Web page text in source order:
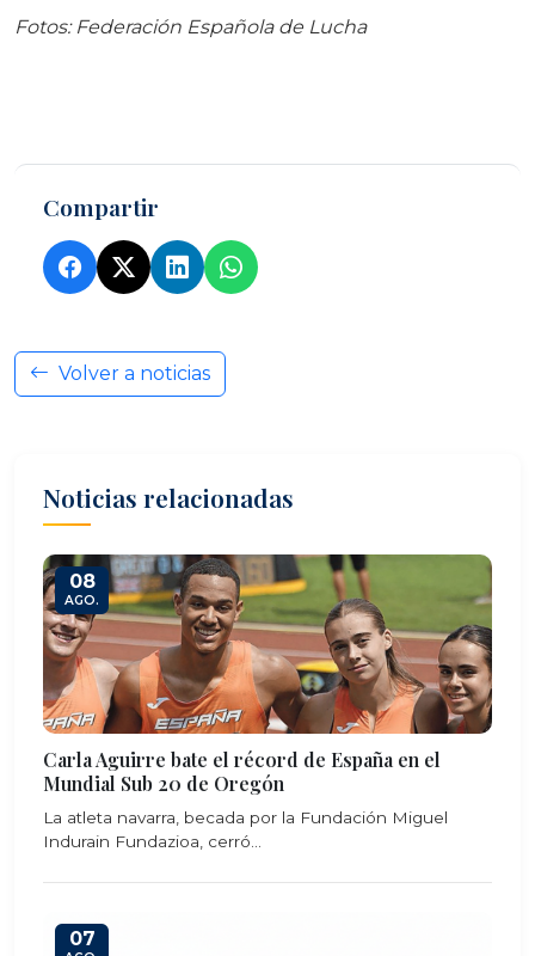
Fotos: Federación Española de Lucha
Compartir
Volver a noticias
Noticias relacionadas
08
AGO.
Carla Aguirre bate el récord de España en el
Mundial Sub 20 de Oregón
La atleta navarra, becada por la Fundación Miguel
Indurain Fundazioa, cerró...
07